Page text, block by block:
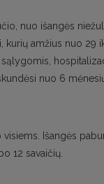
nuo išangės
amžius nuo 29
nuo 6
Išangės
12 savaičių.